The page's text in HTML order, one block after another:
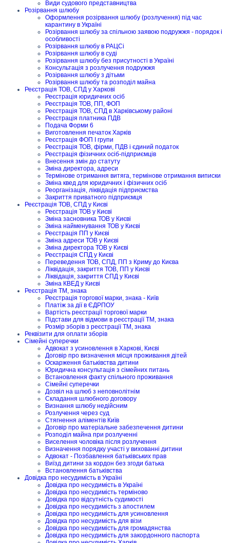
Види судового представництва
Розірвання шлюбу
Оформлення розірвання шлюбу (розлучення) під час
карантину в Україні
Розірвання шлюбу за спільною заявою подружжя - порядок і
особливості
Розірвання шлюбу в РАЦСі
Розірвання шлюбу в суді
Розірвання шлюбу без присутності в Україні
Консультація з розлучення подружжя
Розірвання шлюбу з дітьми
Розірвання шлюбу та розподіл майна
Реєстрація ТОВ, СПД у Харкові
Реєстрація юридичних осіб
Реєстрація ТОВ, ПП, ФОП
Реєстрація ТОВ, СПД в Харківському районі
Реєстрація платника ПДВ
Подача Форми 6
Виготовлення печаток Харків
Реєстрація ФОП I групи
Реєстрація ТОВ, фірми, ПДВ і єдиний податок
Реєстрація фізичних осіб-підприємців
Внесення змін до статуту
Зміна директора, адреси
Термінове отримання витяга, термінове отримання виписки
Зміна квед для юридичних і фізичних осіб
Реорганізація, ліквідація підприємства
Закриття приватного підприємця
Реєстрація ТОВ, СПД у Києві
Реєстрація ТОВ у Києві
Зміна засновника ТОВ у Києві
Зміна найменування ТОВ у Києві
Реєстрація ПП у Києві
Зміна адреси ТОВ у Києві
Зміна директора ТОВ у Києві
Реєстрація СПД у Києві
Переведення ТОВ, СПД, ПП з Криму до Києва
Ліквідація, закриття ТОВ, ПП у Києві
Ліквідація, закриття СПД у Києві
Зміна КВЕД у Києві
Реєстрація ТМ, знака
Реєстрація торгової марки, знака - Київ
Платіж за дії в ЄДРПОУ
Вартість реєстрації торгової марки
Підстави для відмови в реєстрації ТМ, знака
Розмір зборів з реєстрації ТМ, знака
Реквізити для оплати зборів
Сімейні суперечки
Адвокат з усиновлення в Харкові, Києві
Договір про визначення місця проживання дітей
Оскарження батьківства дитини
Юридична консультація з сімейних питань
Встановлення факту спільного проживання
Сімейні суперечки
Дозвіл на шлюб з неповнолітнім
Складання шлюбного договору
Визнання шлюбу недійсним
Розлучення через суд
Стягнення аліментів Київ
Договір про матеріальне забезпечення дитини
Розподіл майна при розлученні
Виселення чоловіка після розлучення
Визначення порядку участі у вихованні дитини
Адвокат - Позбавлення батьківських прав
Виїзд дитини за кордон без згоди батька
Встановлення батьківства
Довідка про несудимість в Україні
Довідка про несудимість в Україні
Довідка про несудимість терміново
Довідка про відсутність судимості
Довідка про несудимість з апостилем
Довідка про несудимість для усиновлення
Довідка про несудимість для візи
Довідка про несудимість для громадянства
Довідка про несудимість для закордонного паспорта